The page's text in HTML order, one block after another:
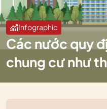
Infographic
Các nước quy
chung cư như